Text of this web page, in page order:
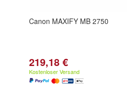
Canon MAXIFY MB 2750
219,18 €
Kostenloser Versand